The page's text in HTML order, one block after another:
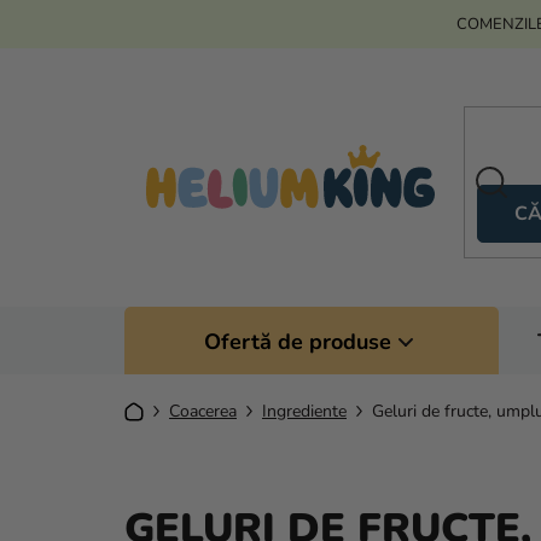
Ofertă de produse
Acasă Coacerea Ingrediente Geluri de fructe,
GELURI DE